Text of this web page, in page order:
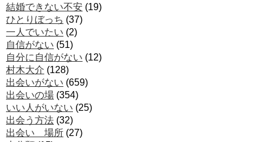
結婚できない不安 (19)
ひとりぼっち (37)
一人でいたい (2)
自信がない (51)
自分に自信がない (12)
村木大介 (128)
出会いがない (659)
出会いの場 (354)
いい人がいない (25)
出会う方法 (32)
出会い 場所 (27)